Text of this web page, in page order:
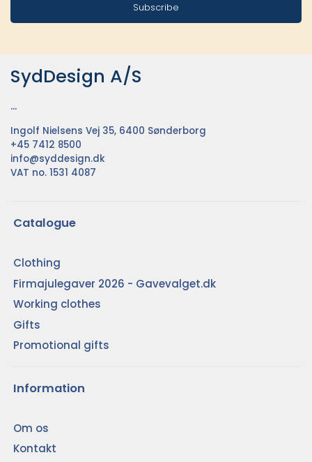
Subscribe
SydDesign A/S
...
Ingolf Nielsens Vej 35, 6400 Sønderborg
+45 7412 8500
info@syddesign.dk
VAT no. 1531 4087
Catalogue
Clothing
Firmajulegaver 2026 - Gavevalget.dk
Working clothes
Gifts
Promotional gifts
Information
Om os
Kontakt